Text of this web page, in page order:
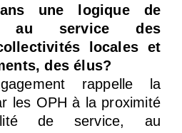
une logique de
au service des
locales et
des élus?
rappelle la
les OPH à la proximité
de service, au